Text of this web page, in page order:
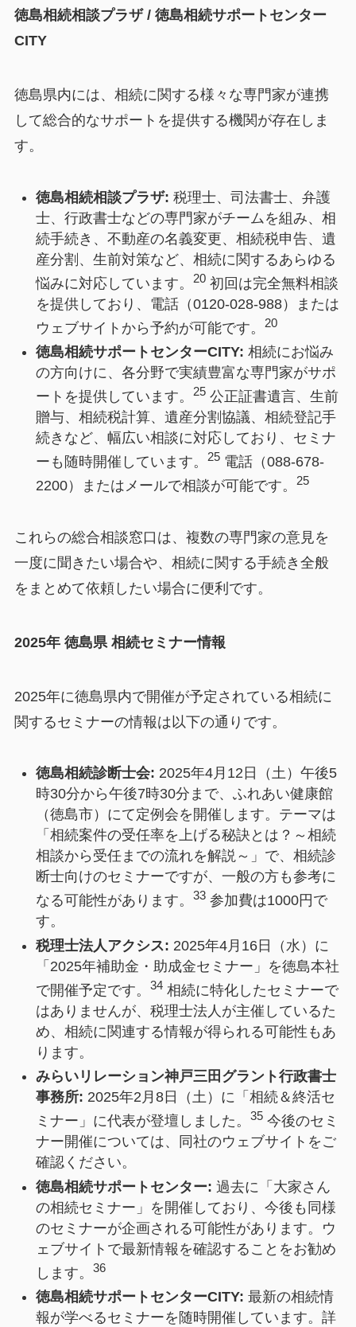
徳島相続相談プラザ / 徳島相続サポートセンター
CITY
徳島県内には、相続に関する様々な専門家が連携
して総合的なサポートを提供する機関が存在しま
す。
徳島相続相談プラザ: 税理士、司法書士、弁護
士、行政書士などの専門家がチームを組み、相
続手続き、不動産の名義変更、相続税申告、遺
産分割、生前対策など、相続に関するあらゆる
悩みに対応しています。
20初回は完全無料相談
を提供しており、電話（0120-028-988）または
ウェブサイトから予約が可能です。
20
徳島相続サポートセンターCITY: 相続にお悩み
の方向けに、各分野で実績豊富な専門家がサポ
ートを提供しています。
25公正証書遺言、生前
贈与、相続税計算、遺産分割協議、相続登記手
続きなど、幅広い相談に対応しており、セミナ
ーも随時開催しています。
25電話（088-678-
2200）またはメールで相談が可能です。
25
これらの総合相談窓口は、複数の専門家の意見を
一度に聞きたい場合や、相続に関する手続き全般
をまとめて依頼したい場合に便利です。
2025年 徳島県 相続セミナー情報
2025年に徳島県内で開催が予定されている相続に
関するセミナーの情報は以下の通りです。
徳島相続診断士会: 2025年4月12日（土）午後5
時30分から午後7時30分まで、ふれあい健康館
（徳島市）にて定例会を開催します。テーマは
「相続案件の受任率を上げる秘訣とは？～相続
相談から受任までの流れを解説～」で、相続診
断士向けのセミナーですが、一般の方も参考に
なる可能性があります。
33参加費は1000円で
す。
税理士法人アクシス: 2025年4月16日（水）に
「2025年補助金・助成金セミナー」を徳島本社
で開催予定です。
34相続に特化したセミナーで
はありませんが、税理士法人が主催しているた
め、相続に関連する情報が得られる可能性もあ
ります。
みらいリレーション神戸三田グラント行政書士
事務所: 2025年2月8日（土）に「相続＆終活セ
ミナー」に代表が登壇しました。
35今後のセミ
ナー開催については、同社のウェブサイトをご
確認ください。
徳島相続サポートセンター: 過去に「大家さん
の相続セミナー」を開催しており、今後も同様
のセミナーが企画される可能性があります。ウ
ェブサイトで最新情報を確認することをお勧め
します。
36
徳島相続サポートセンターCITY: 最新の相続情
報が学べるセミナーを随時開催しています。詳